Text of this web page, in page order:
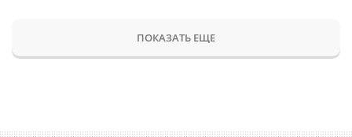
ПОКАЗАТЬ ЕЩЕ